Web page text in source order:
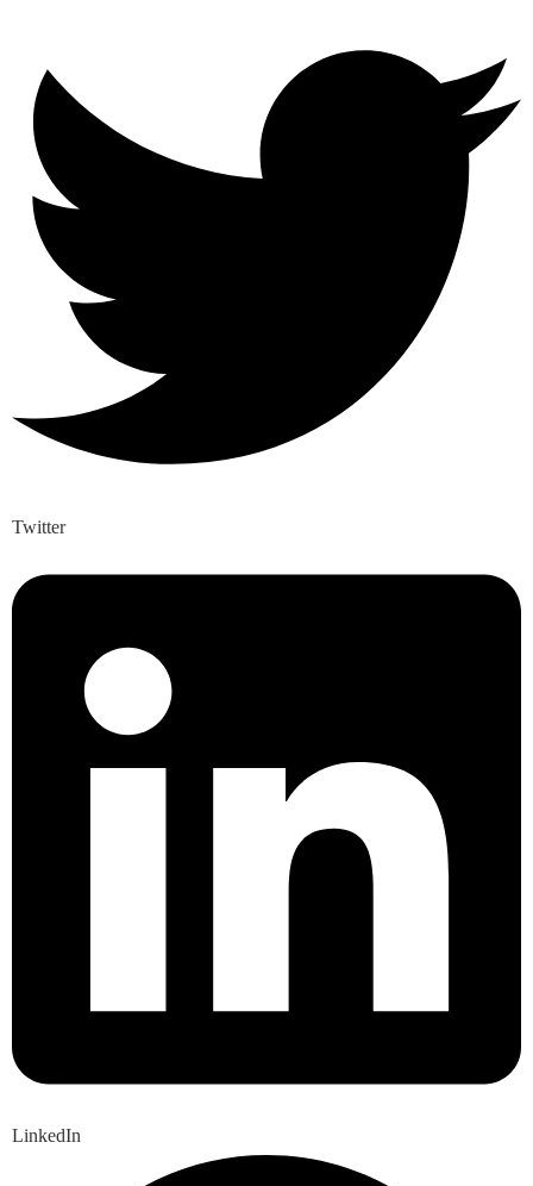
Twitter
LinkedIn